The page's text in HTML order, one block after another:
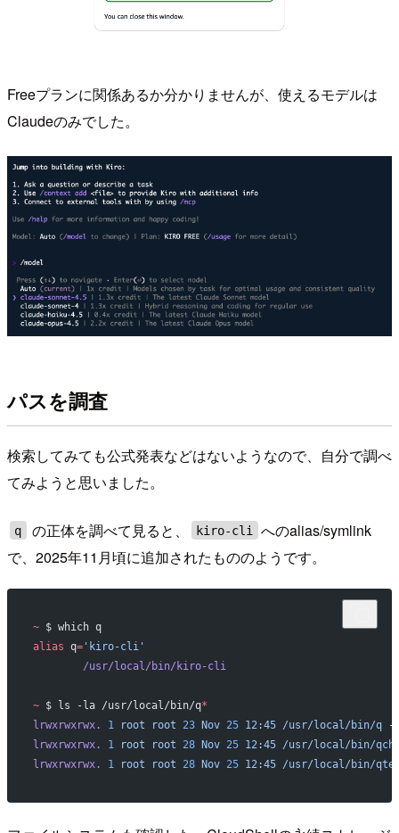
Freeプランに関係あるか分かりませんが、使えるモデルは
Claudeのみでした。
パスを調査
検索してみても公式発表などはないようなので、自分で調べ
てみようと思いました。
q の正体を調べて見ると、 kiro-cli
へのalias/symlink
で、2025年11月頃に追加されたもののようです。
~ $ which q
alias q='kiro-cli'
        /usr/local/bin/kiro-cli
~ $ ls -la /usr/local/bin/q*
lrwxrwxrwx.
1 root root 23 Nov 25 12:45 /usr/local/bin/q -
lrwxrwxrwx.
1 root root 28 Nov 25 12:45 /usr/local/bin/
lrwxrwxrwx.
1 root root 28 Nov 25 12:45 /usr/local/bin/